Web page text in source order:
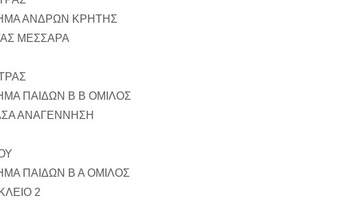
ΑΝΔΡΩΝ ΚΡΗΤΗΣ
ΜΕΣΣΑΡΑ
ΠΑΙΔΩΝ Β Β ΟΜΙΛΟΣ
ΑΝΑΓΕΝΝΗΣΗ
ΠΑΙΔΩΝ Β Α ΟΜΙΛΟΣ
2